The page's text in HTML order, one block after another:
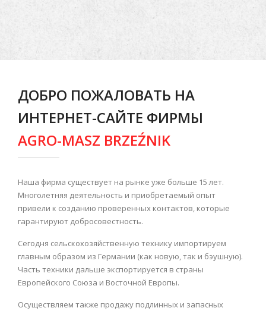
ДОБРО ПОЖАЛОВАТЬ НА
ИНТЕРНЕТ-САЙТЕ ФИРМЫ
AGRO-MASZ BRZEŹNIK
Наша фирма существует на рынке уже больше 15 лет.
Многолетняя деятельность и приобретаемый опыт
привели к созданию проверенных контактов, которые
гарантируют добросовестность.
Сегодня сельскохозяйственную технику импортируем
главным образом из Германии (как новую, так и бэушную).
Часть техники дальше экспортируется в страны
Европейского Союза и Восточной Европы.
Осуществляем также продажу подлинных и запасных